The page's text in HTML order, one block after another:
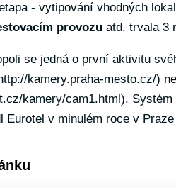
- vytipování vhodných
provozu atd. trvala 3
se jedná o první aktivitu
kamery.praha-mesto.cz/)
kamery/cam1.html). Systém
Eurotel v minulém roce v